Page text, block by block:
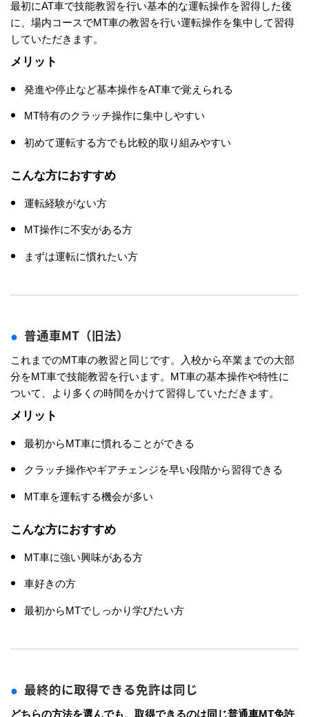
最初にAT車で技能教習を行い基本的な運転操作を習得した後
に、場内コースでMT車の教習を行い運転操作を集中して習得
していただきます。
メリット
発進や停止など基本操作をAT車で覚えられる
MT特有のクラッチ操作に集中しやすい
初めて運転する方でも比較的取り組みやすい
こんな方におすすめ
運転経験がない方
MT操作に不安がある方
まずは運転に慣れたい方
普通車MT（旧法）
これまでのMT車の教習と同じです。入校から卒業までの大部
分をMT車で技能教習を行います。MT車の基本操作や特性に
ついて、より多くの時間をかけて習得していただきます。
メリット
最初からMT車に慣れることができる
クラッチ操作やギアチェンジを早い段階から習得できる
MT車を運転する機会が多い
こんな方におすすめ
MT車に強い興味がある方
車好きの方
最初からMTでしっかり学びたい方
最終的に取得できる免許は同じ
どちらの方法を選んでも、取得できるのは同じ普通車MT免許